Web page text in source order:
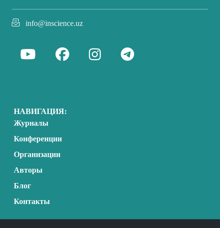
info@inscience.uz
НАВИГАЦИЯ:
Журналы
Конференции
Организации
Авторы
Блог
Контакты